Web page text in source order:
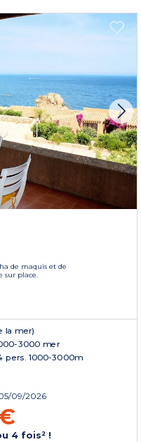
de maquis et de
sur place.
la mer)
3000 mer
pers. 1000-3000m
09/2026
4 fois² !